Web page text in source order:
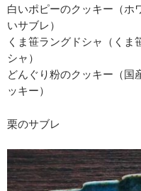
白いポピーのクッキー（ホ
いサブレ）
くま笹ラングドシャ（くま
シャ）
どんぐり粉のクッキー（国
ッキー）
栗のサブレ